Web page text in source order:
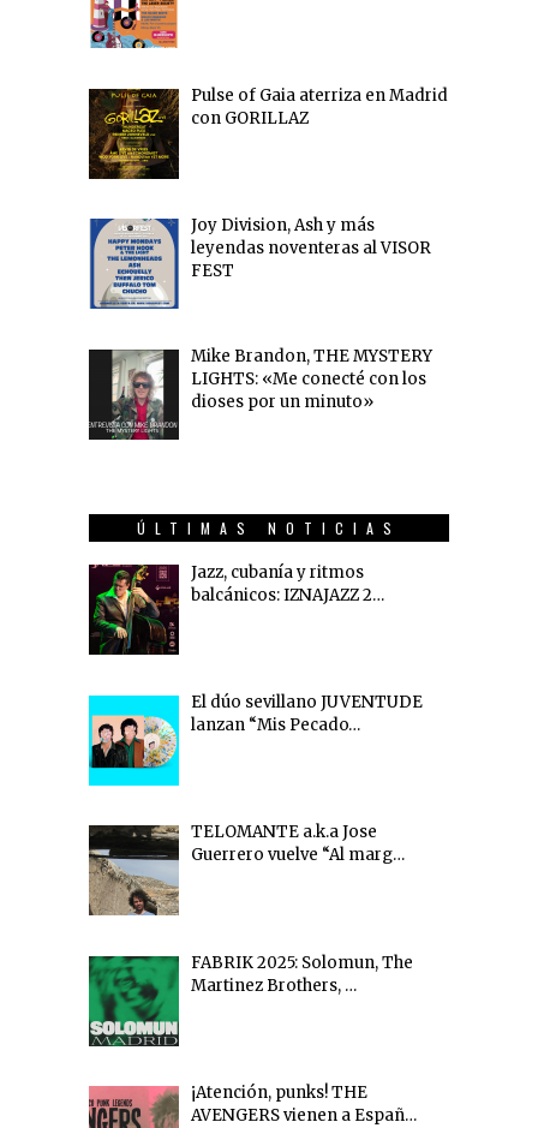
Pulse of Gaia aterriza en Madrid
con GORILLAZ
Joy Division, Ash y más
leyendas noventeras al VISOR
FEST
Mike Brandon, THE MYSTERY
LIGHTS: «Me conecté con los
dioses por un minuto»
ÚLTIMAS NOTICIAS
Jazz, cubanía y ritmos
balcánicos: IZNAJAZZ 2…
El dúo sevillano JUVENTUDE
lanzan “Mis Pecado…
TELOMANTE a.k.a Jose
Guerrero vuelve “Al marg…
FABRIK 2025: Solomun, The
Martinez Brothers, …
¡Atención, punks! THE
AVENGERS vienen a Españ…